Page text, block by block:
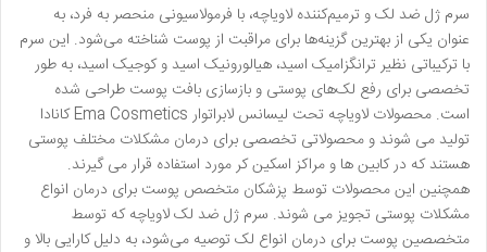
سرم ژل ضد لک و ترمیم‌کننده لاویاچه، با فرمولاسیونی منحصر به فرد، به
عنوان یکی از بهترین گزینه‌ها برای مراقبت از پوست شناخته می‌شود. این سرم
با ترکیباتی نظیر ترانگزامیک اسید، هیالورونیک اسید و کوجیک اسید، به طور
تخصصی برای رفع لک‌های پوستی و بازسازی بافت پوست طراحی شده
است. محصولات لاویاچه تحت لیسانس لابراتوار Ema Cosmetics کانادا
تولید می شوند و محصولاتی تخصصی برای درمان مشکلات مختلف پوستی
هستند که در کابین ها و مراکز اسکین کر مورد استفاده قرار می گیرند.
همچنین این محصولات توسط پزشکان متخصص پوست برای درمان انواع
مشکلات پوستی تجویز می شوند. سرم ژل ضد لک لاویاچه که توسط
متخصصین پوست برای درمان انواع لک توصیه می‌شود، به دلیل کارایی بالا و